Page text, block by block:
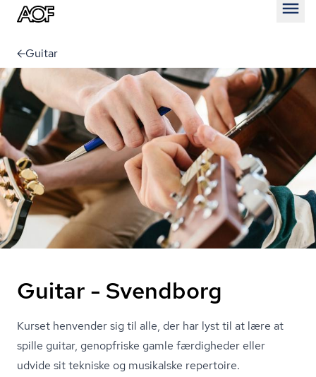
Guitar
Guitar - Svendborg
Kurset henvender sig til alle, der har lyst til at lære at
spille guitar, genopfriske gamle færdigheder eller
udvide sit tekniske og musikalske repertoire.